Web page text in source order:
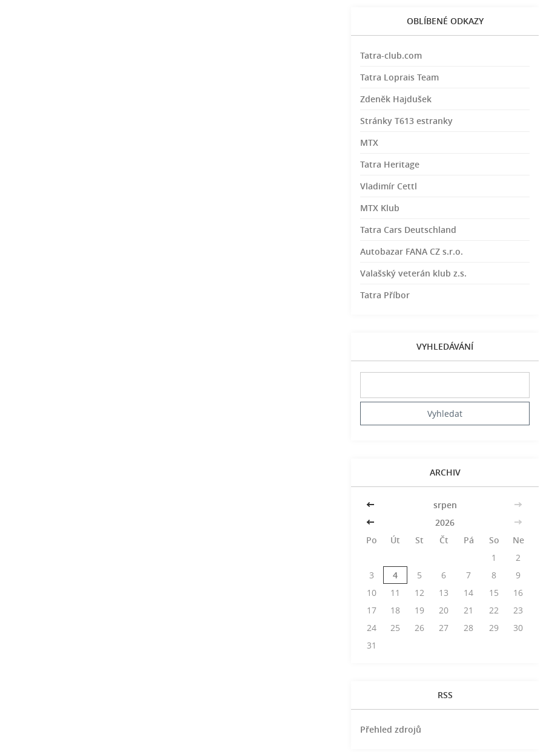
OBLÍBENÉ ODKAZY
Tatra-club.com
Tatra Loprais Team
Zdeněk Hajdušek
Stránky T613 estranky
MTX
Tatra Heritage
Vladimír Cettl
MTX Klub
Tatra Cars Deutschland
Autobazar FANA CZ s.r.o.
Valašský veterán klub z.s.
Tatra Příbor
VYHLEDÁVÁNÍ
ARCHIV
<< srpen
>>
<<
2026
>>
Po
Út St Čt Pá So
Ne
1
2
3
4 5 6 7 8
9
10
11 12 13 14 15
16
17
18 19 20 21 22
23
24
25 26 27 28 29
30
31
RSS
Přehled zdrojů